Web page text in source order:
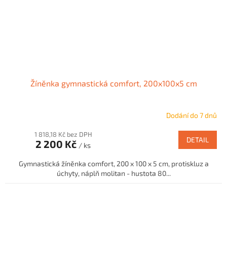
Žíněnka gymnastická comfort, 200x100x5 cm
Dodání do 7 dnů
1 818,18 Kč bez DPH
2 200 Kč / ks
DETAIL
Gymnastická žíněnka comfort, 200 x 100 x 5 cm, protiskluz a
úchyty, náplň molitan - hustota 80...